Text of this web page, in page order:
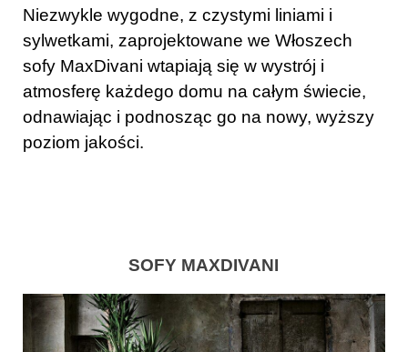
Niezwykle wygodne, z czystymi liniami i
sylwetkami, zaprojektowane we Włoszech
sofy MaxDivani wtapiają się w wystrój i
atmosferę każdego domu na całym świecie,
odnawiając i podnosząc go na nowy, wyższy
poziom jakości.
SOFY MAXDIVANI